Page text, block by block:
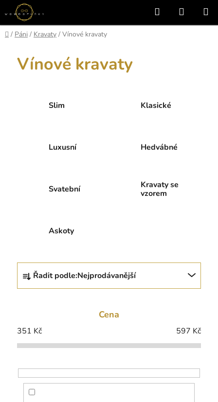
Přejít
na
obsah
Hledat
KOŠÍK
Domů
/ Páni / Kravaty / Vínové kravaty
Vínové kravaty
Slim Klasické
Luxusní Hedvábné
Svatební
Kravaty se
vzorem
Askoty
Ř
z
í
p
o
d
Řadit podle:Nejprodávanější
Cena
351 Kč 597 Kč